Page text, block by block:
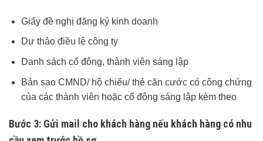
Giấy đề nghị đăng ký kinh doanh
Dự thảo điều lệ công ty
Danh sách cổ đông, thành viên sáng lập
Bản sao CMND/ hộ chiếu/ thẻ căn cước có công chứng
của các thành viên hoặc cổ đông sáng lập kèm theo
Bước 3: Gửi mail cho khách hàng nếu khách hàng có nhu